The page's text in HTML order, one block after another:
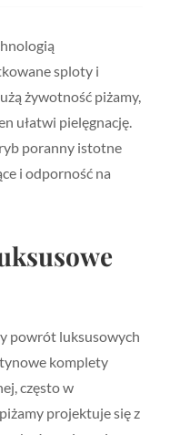
sploty i
żywotność piżamy,
ułatwi pielęgnację.
poranny istotne
i odporność na
powrót luksusowych
komplety
często w
projektuje się z